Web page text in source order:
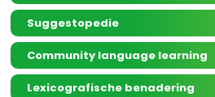
Suggestopedie
Community language learning
Lexicografische benadering